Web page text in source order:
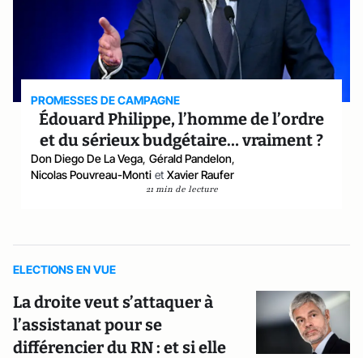
PROMESSES DE CAMPAGNE
Édouard Philippe, l’homme de l’ordre
et du sérieux budgétaire… vraiment ?
Don Diego De La Vega, Gérald Pandelon,
Nicolas Pouvreau-Monti et Xavier Raufer
21 min de lecture
ELECTIONS EN VUE
La droite veut s’attaquer à
l’assistanat pour se
différencier du RN : et si elle